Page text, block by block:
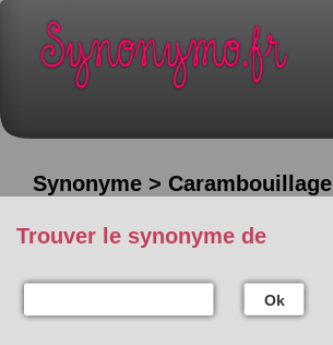
Synonyme > Carambouillage
Trouver le synonyme de
Ok